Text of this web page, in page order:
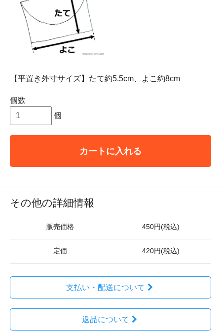
【平置き外寸サイズ】たて約5.5cm、よこ約8cm
個数
個
カートに入れる
その他の詳細情報
販売価格 450円(税込)
定価 420円(税込)
支払い・配送について
返品について